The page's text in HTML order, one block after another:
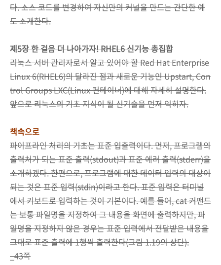
다. 소스 코드를 변경하여 자신만의 커널을 만드는 간단한 예
도 소개한다.
제5장 한 걸음 더 나아가자! RHEL6 신기능 총집합
리눅스 서버 관리자로서 알고 있어야 할 Red Hat Enterprise
Linux 6(RHEL6)의 달라진 점과 새로운 기능인 Upstart, Con
trol Groups LXC(Linux 컨테이너)에 대해 자세히 설명한다.
앞으로 리눅스의 기초 지식이 될 신기술을 먼저 익히자.
책속으로
파이프라인 처리의 기초는 표준 입출력이다. 먼저, 프로그램의
출력처가 되는 표준 출력(stdout)과 표준 에러 출력(stderr)을
소개하겠다. 한편으로, 프로그램에 대한 데이터 입력의 대상이
되는 것은 표준 입력(stdin)이라고 한다. 표준 입력은 터미널
에서 키보드로 입력하는 것이 기본이다. 예를 들어, cat 커맨드
는 보통 파일명을 지정하여 그 내용을 화면에 출력하지만, 파
일명을 지정하지 않은 경우는 표준 입력에서 전달받은 내용을
그대로 표준 출력에 1행씩 출력한다(그림 1.19의 상단).
_43쪽